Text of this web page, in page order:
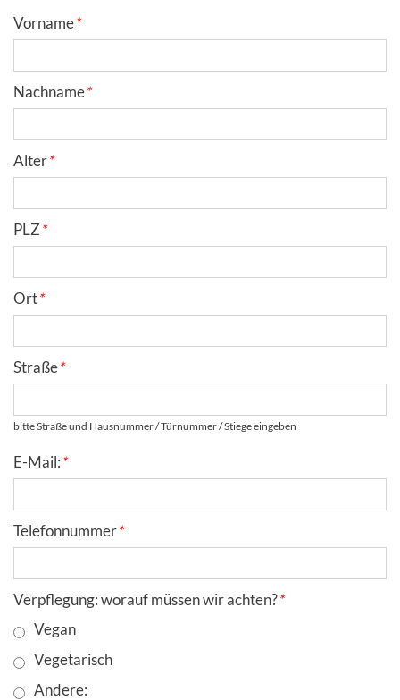
Vorname*
Nachname*
Alter*
PLZ *
Ort*
Straße*
bitte Straße und Hausnummer / Türnummer / Stiege eingeben
E-Mail: *
Telefonnummer*
Verpflegung: worauf müssen wir achten?*
Vegan
Vegetarisch
Andere: